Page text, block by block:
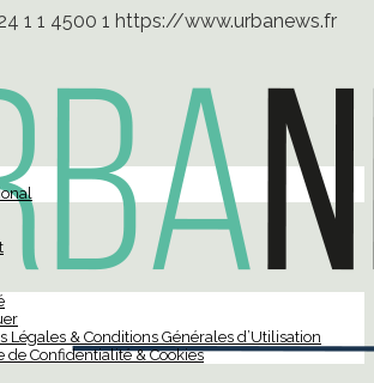
1 1 4500 1 https://www.urbanews.fr
Légales & Conditions Générales d’Utilisation
de Confidentialité & Cookies